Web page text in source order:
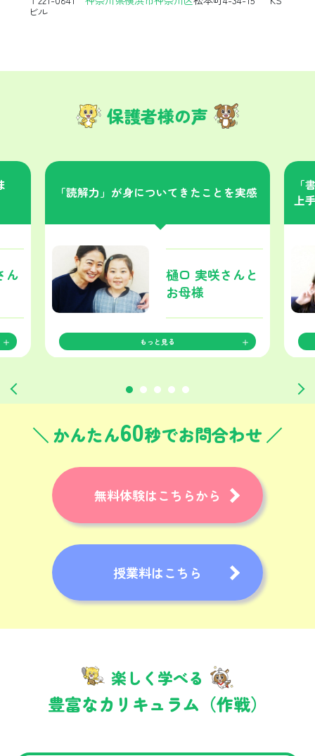
ビル
保護者様の声
ん
「読解力」が身についてきたことを実感
樋口 実咲さんと
お母様
もっと見る
「
上
かんたん60秒でお問合わせ
無料体験はこちらから
授業料はこちら
楽しく学べる
豊富なカリキュラム（作戦）